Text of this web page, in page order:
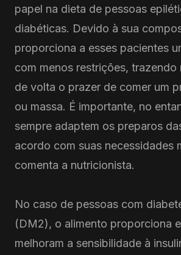
papel na dieta de pessoas
diabéticas. Devido à sua
proporciona a esses pacientes
com menos restrições, trazendo
de volta o prazer de comer um
ou massa. É importante, no
sempre adaptem os preparos
acordo com suas necessidades
comenta a nutricionista.
No caso de pessoas com
(DM2), o alimento proporciona
melhoram a sensibilidade à